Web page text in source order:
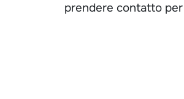
prendere contatto